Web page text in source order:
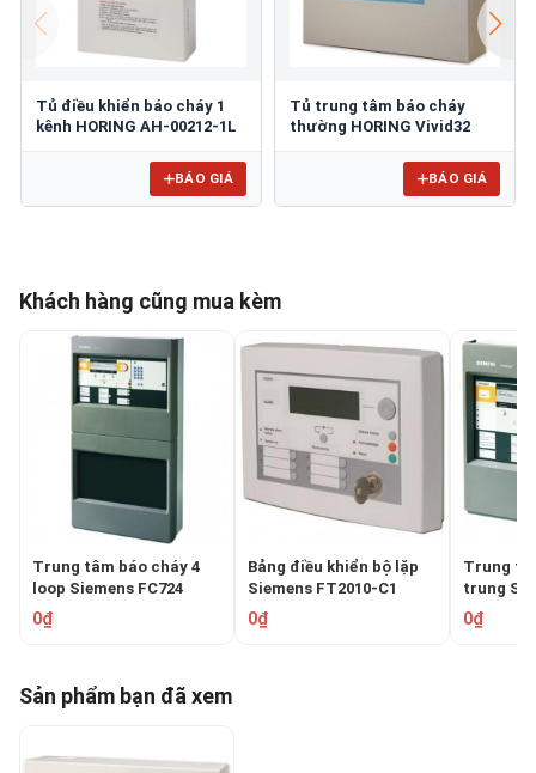
Tủ điều khiển báo cháy 1
kênh HORING AH-00212-1L
BÁO GIÁ
Tủ trung tâm báo cháy
thường HORING Vivid32
BÁO GIÁ
Khách hàng cũng mua kèm
Trung tâm báo cháy 4
loop Siemens FC724
0₫
Bảng điều khiển bộ lặp
Siemens FT2010-C1
0₫
Trung
trung
0₫
Sản phẩm bạn đã xem